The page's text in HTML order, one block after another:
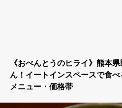
《おべんとうのヒライ》熊本
ん！イートインスペースで食
メニュー・価格帯